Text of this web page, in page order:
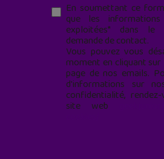
En soumettant ce
que les
exploitées* dans
demande de contact.
Vous pouvez vous
moment en cliquant sur
page de nos emails.
d'informations sur
confidentialité,
site web